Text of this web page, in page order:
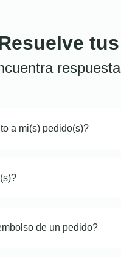
a mi(s) pedido(s)?
de un pedido?